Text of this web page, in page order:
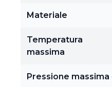
Materiale
Temperatura
massima
Pressione massima